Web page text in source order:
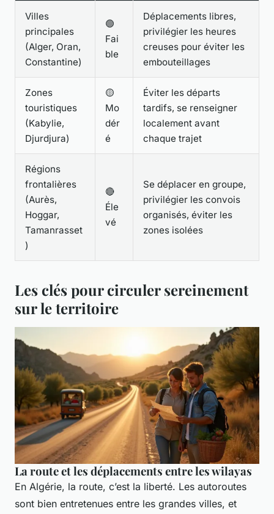
Villes
principales
(Alger, Oran,
Constantine)
🟢
Fai
ble
Déplacements libres,
privilégier les heures
creuses pour éviter les
embouteillages
Zones
touristiques
(Kabylie,
Djurdjura)
🟡
Mo
dér
é
Éviter les départs
tardifs, se renseigner
localement avant
chaque trajet
Régions
frontalières
(Aurès,
Hoggar,
Tamanrasset
)
🔴
Éle
vé
Se déplacer en groupe,
privilégier les convois
organisés, éviter les
zones isolées
Les clés pour circuler sereinement
sur le territoire
La route et les déplacements entre les wilayas
En Algérie, la route, c’est la liberté. Les autoroutes
sont bien entretenues entre les grandes villes, et